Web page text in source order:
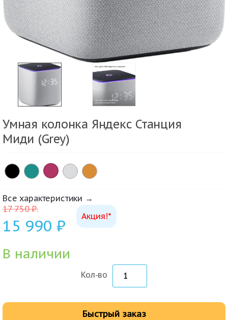
Умная колонка Яндекс Станция
Миди (Grey)
×
Все характеристики →
Акция!*
17 750₽.
15 990 ₽
В наличии
Кол-во
Быстрый заказ